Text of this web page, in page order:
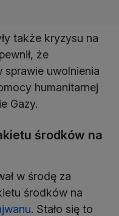
także kryzysu na
że
uwolnienia
humanitarnej
Gazy.
środków na
w środę za
środków na
. Stało się to